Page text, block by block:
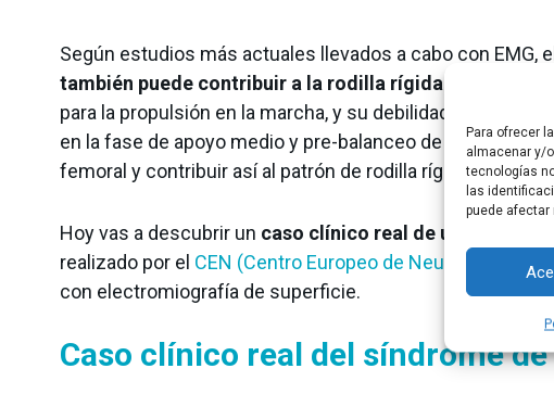
Para ofrecer
almacenar y/
tecnologías
las
puede
Según estudios más actuales llevados a cabo con EMG, el
también puede contribuir a la rodilla rígidaen
para la propulsión en la marcha, y su debilidad puede
en la fase de apoyo medio y pre-balanceo de la marcha.
femoral y contribuir así al patrón de rodilla rígida.
Hoy vas a descubrir un caso clínico real de un paciente
realizado por el CEN (Centro Europeo de Neurociencias)
con electromiografía de superficie.
Caso clínico real del síndrome